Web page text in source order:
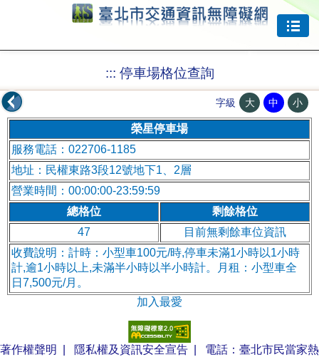
::: 停車場格位查詢
字級 大 中 小
榮星停車場
服務電話：022706-1185
地址：民權東路3段12號地下1、2層
營業時間：00:00:00-23:59:59
總格位
剩餘格位
47
目前無剩餘車位資訊
收費說明：計時：小型車100元/時,停車未滿1小時以1小時
計,逾1小時以上,未滿半小時以半小時計。月租：小型車全
日7,500元/月。
加入最愛
著作權聲明 隱私權及資訊安全宣告 | 電話：臺北市民當家熱